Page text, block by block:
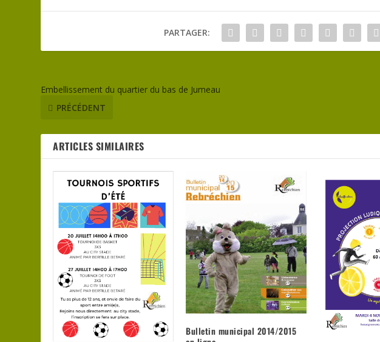
PARTAGER:
Embellissement du quartier du bas de Jumeau
PRÉCÉDENT
ARTICLES SIMILAIRES
Bulletin municipal 2014/2015